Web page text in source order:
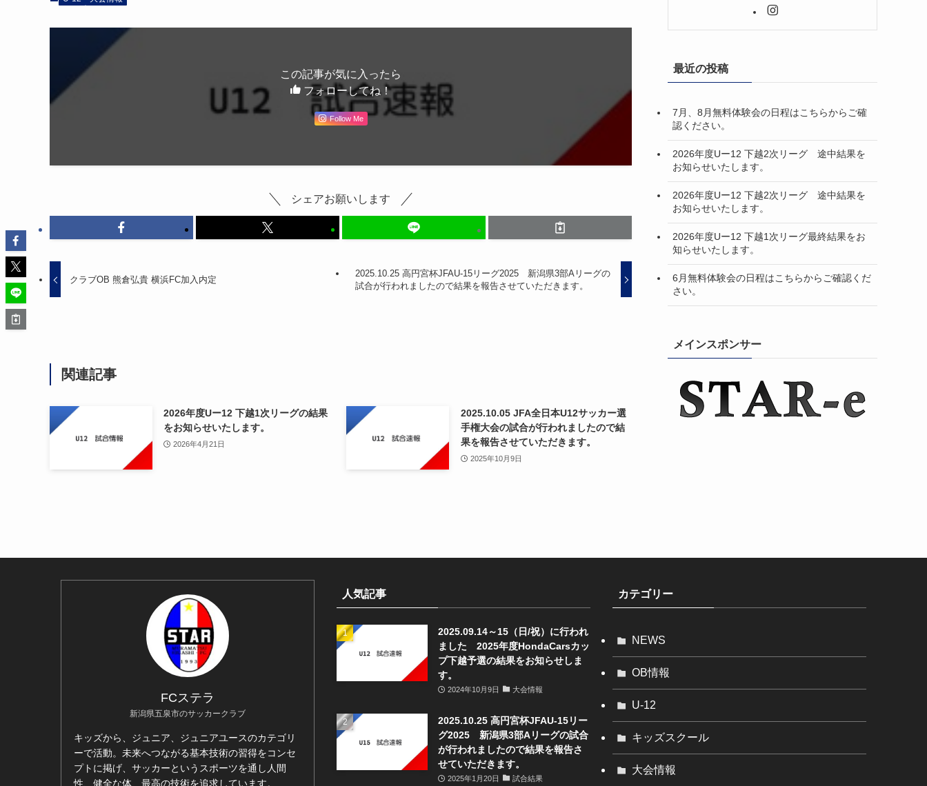
この記事が気に入ったら
フォローしてね！
Follow Me
シェアお願いします
クラブOB 熊倉弘貴 横浜FC加入内定
2025.10.25 高円宮杯JFAU-15リーグ2025 新潟県3部Aリーグの
試合が行われましたので結果を報告させていただきます。
関連記事
2026年度Uー12 下越1次リーグの結果
をお知らせいたします。
2026年4月21日
2025.10.05 JFA全日本U12サッカー選
手権大会の試合が行われましたので結
果を報告させていただきます。
2025年10月9日
最近の投稿
7月、8月無料体験会の日程はこちらからご確
認ください。
2026年度Uー12 下越2次リーグ 途中結果を
お知らせいたします。
2026年度Uー12 下越2次リーグ 途中結果を
お知らせいたします。
2026年度Uー12 下越1次リーグ最終結果をお
知らせいたします。
6月無料体験会の日程はこちらからご確認くだ
さい。
メインスポンサー
FCステラ
新潟県五泉市のサッカークラブ
キッズから、ジュニア、ジュニアユースのカテゴリ
ーで活動。未来へつながる基本技術の習得をコンセ
プトに掲げ、サッカーというスポーツを通し人間
性、健全な体、最高の技術を追求しています。
人気記事
2025.09.14～15（日/祝）に行われ
ました 2025年度HondaCarsカッ
プ下越予選の結果をお知らせしま
す。
2024年10月9日 大会情報
2025.10.25 高円宮杯JFAU-15リー
グ2025 新潟県3部Aリーグの試合
が行われましたので結果を報告さ
せていただきます。
2025年1月20日 試合結果
カテゴリー
NEWS
OB情報
U-12
キッズスクール
大会情報